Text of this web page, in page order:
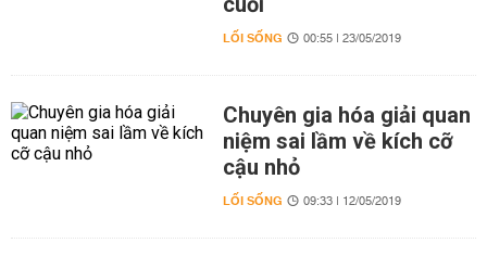
LỐI SỐNG 00:55 | 23/05/2019
Chuyên gia hóa giải quan
niệm sai lầm về kích cỡ
cậu nhỏ
LỐI SỐNG 09:33 | 12/05/2019